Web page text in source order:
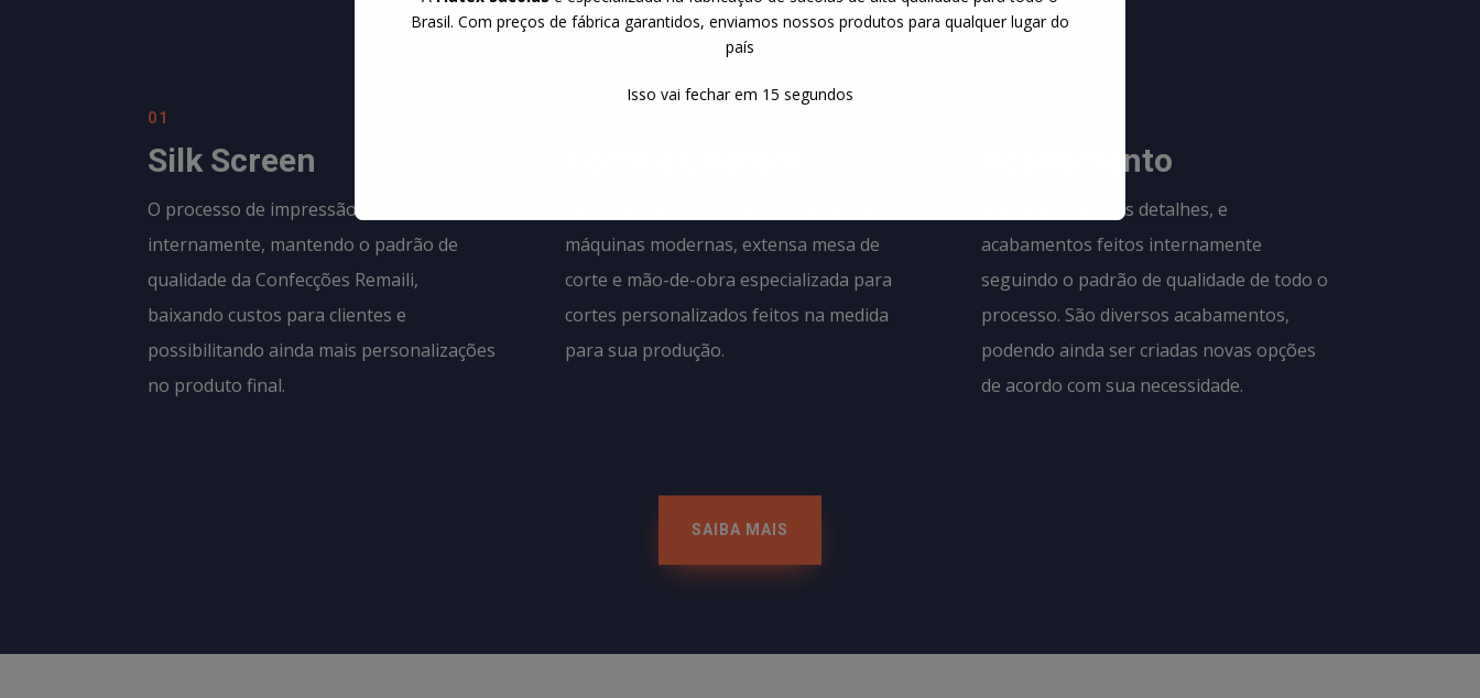
01
Silk Screen
O processo de impressão é todo feito
internamente, mantendo o padrão de
qualidade daConfecções Remaili,
baixando custos para clientes e
possibilitando ainda mais personalizações
no produto final.
máquinas modernas, extensa mesa de
corte e mão-de-obra especializada para
cortes personalizados feitos na medida
para sua produção.
Acabamento
Muita atenção aos detalhes, e
acabamentos feitos internamente
seguindo o padrão de qualidade de todo o
processo. São diversos acabamentos,
podendo ainda ser criadas novas opções
de acordo com sua necessidade.
SAIBA MAIS
Brasil. Com preços de fábrica garantidos, enviamos nossos produtos para qualquer lugar do
país
Isso vai fechar em 13 segundos